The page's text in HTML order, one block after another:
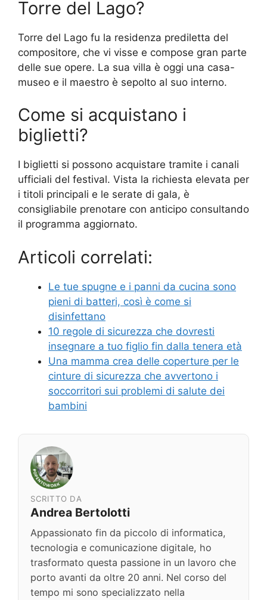
Torre del Lago?
Torre del Lago fu la residenza prediletta del
compositore, che vi visse e compose gran parte
delle sue opere. La sua villa è oggi una casa-
museo e il maestro è sepolto al suo interno.
Come si acquistano i
biglietti?
I biglietti si possono acquistare tramite i canali
ufficiali del festival. Vista la richiesta elevata per
i titoli principali e le serate di gala, è
consigliabile prenotare con anticipo consultando
il programma aggiornato.
Articoli correlati:
Le tue spugne e i panni da cucina sono
pieni di batteri, così è come si
disinfettano
10 regole di sicurezza che dovresti
insegnare a tuo figlio fin dalla tenera età
Una mamma crea delle coperture per le
cinture di sicurezza che avvertono i
soccorritori sui problemi di salute dei
bambini
SCRITTO DA
Andrea Bertolotti
Appassionato fin da piccolo di informatica,
tecnologia e comunicazione digitale, ho
trasformato questa passione in un lavoro che
porto avanti da oltre 20 anni. Nel corso del
tempo mi sono specializzato nella